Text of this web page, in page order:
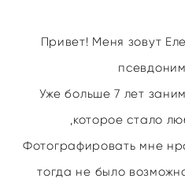
Привет! Меня зовут
Уже больше 7 лет
,которое стало
Фотографировать мне
тогда не было